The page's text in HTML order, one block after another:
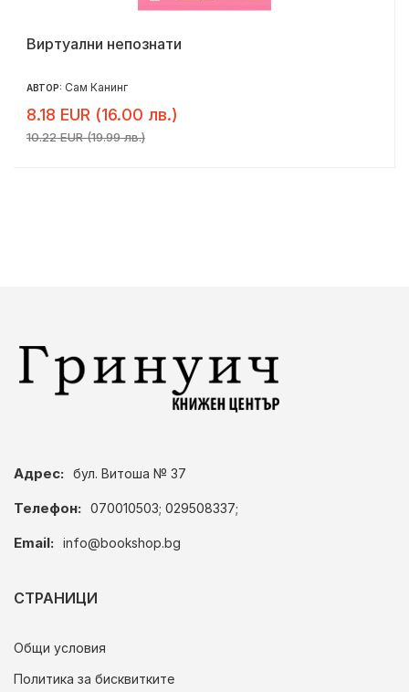
Виртуални непознати
АВТОР: Сам Канинг
8.18 EUR (16.00 лв.)
10.22 EUR (19.99 лв.)
Адрес: бул. Витоша № 37
Телефон: 070010503; 029508337;
Email: info@bookshop.bg
СТРАНИЦИ
Общи условия
Политика за бисквитките